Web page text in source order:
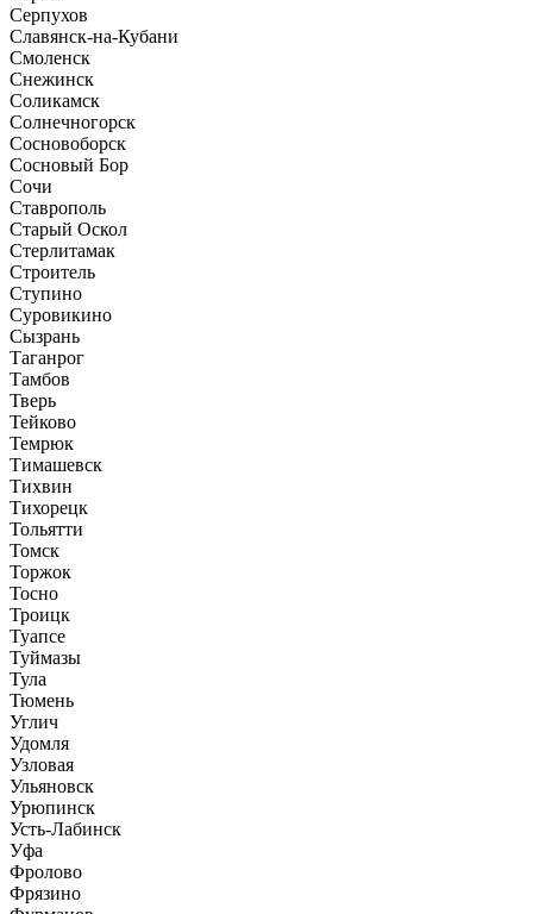
Серпухов
Славянск-на-Кубани
Смоленск
Снежинск
Соликамск
Солнечногорск
Сосновоборск
Сосновый Бор
Сочи
Ставрополь
Старый Оскол
Стерлитамак
Строитель
Ступино
Суровикино
Сызрань
Таганрог
Тамбов
Тверь
Тейково
Темрюк
Тимашевск
Тихвин
Тихорецк
Тольятти
Томск
Торжок
Тосно
Троицк
Туапсе
Туймазы
Тула
Тюмень
Углич
Удомля
Узловая
Ульяновск
Урюпинск
Усть-Лабинск
Уфа
Фролово
Фрязино